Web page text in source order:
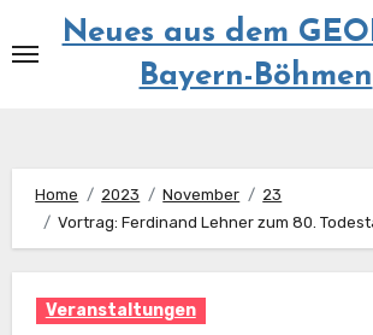
Springe
zum
Neues aus dem
Bayern-Böhmen
Home 2023 November
23
Vortrag: Ferdinand Lehner zum 80.
Veranstaltungen